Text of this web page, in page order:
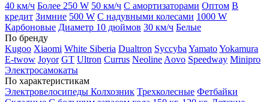
40 км/ч Более 250 W 50 км/ч С амортизаторами Оптом В
кредит Зимние 500 W С надувными колесами 1000 W
Карбоновые Диаметр 10 дюймов 30 км/ч Белые
По бренду
Kugoo Xiaomi White Siberia Dualtron Syccyba YamatoYokamura
E-twow Joyor GT Ultron Currus Neoline Aovo Speedway Minipro
Электросамокаты
По характеристикам
Электровелосипеды Колхозник Трехколесные Фетбайки